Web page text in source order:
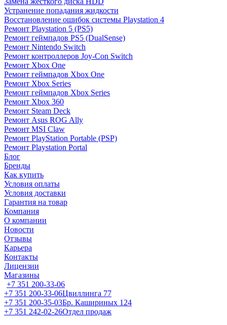
Устранение попадания жидкости
Восстановление ошибок системы Playstation 4
Ремонт Playstation 5 (PS5)
Ремонт геймпадов PS5 (DualSense)
Ремонт Nintendo Switch
Ремонт контроллеров Joy-Con Switch
Ремонт Xbox One
Ремонт геймпадов Xbox One
Ремонт Xbox Series
Ремонт геймпадов Xbox Series
Ремонт Xbox 360
Ремонт Steam Deck
Ремонт Asus ROG Ally
Ремонт MSI Claw
Ремонт PlayStation Portable (PSP)
Ремонт Playstation Portal
Блог
Бренды
Как купить
Условия оплаты
Условия доставки
Гарантия на товар
Компания
О компании
Новости
Отзывы
Карьера
Контакты
Лицензии
Магазины
+7 351 200-33-06
+7 351 200-33-06Цвиллинга 77
+7 351 200-35-03Бр. Кашириных 124
+7 351 242-02-26Отдел продаж